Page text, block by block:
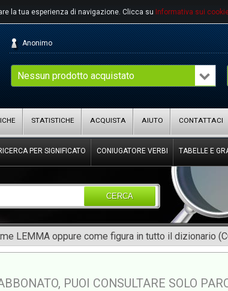
la tua esperienza di navigazione. Clicca su Informativa sui
Nessun prodotto acquistato
Anonimo
STATISTICHE ACQUISTA AIUTO CONTATTACI
PER SIGNIFICATO CONIUGATORE VERBI TABELLE E
CERCA
LEMMA oppure come figura in tutto il dizionario
PUOI CONSULTARE SOLO